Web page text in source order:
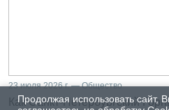
Продолжая использовать сайт,
23 июля 2026 г. — Общество
Как Санкт-Петербургский